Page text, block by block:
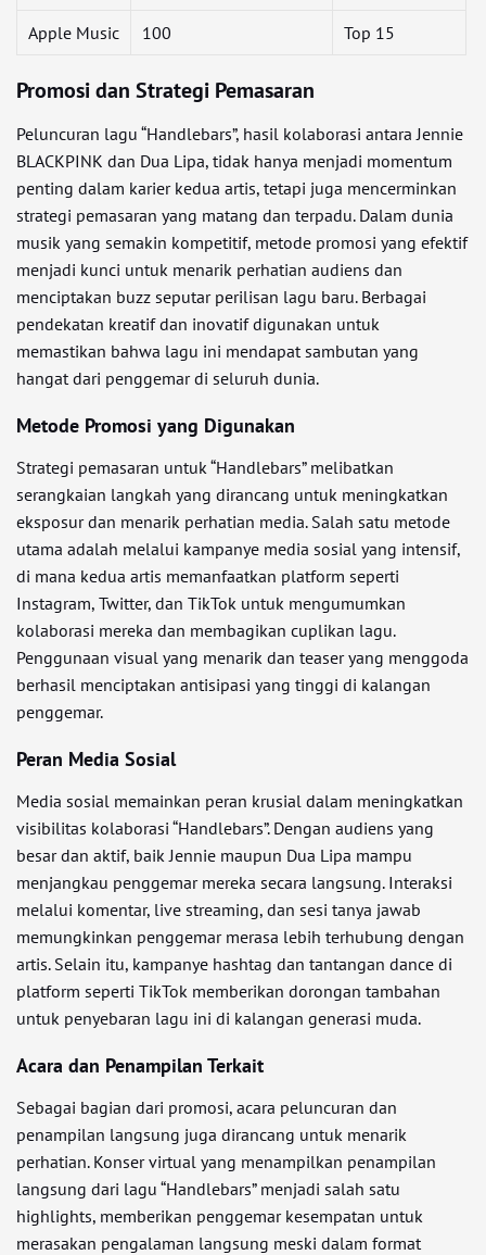
Apple Music 100 Top 15
Promosi dan Strategi Pemasaran
Peluncuran lagu “Handlebars”, hasil kolaborasi antara Jennie
BLACKPINK dan Dua Lipa, tidak hanya menjadi momentum
penting dalam karier kedua artis, tetapi juga mencerminkan
strategi pemasaran yang matang dan terpadu. Dalam dunia
musik yang semakin kompetitif, metode promosi yang efektif
menjadi kunci untuk menarik perhatian audiens dan
menciptakan buzz seputar perilisan lagu baru. Berbagai
pendekatan kreatif dan inovatif digunakan untuk
memastikan bahwa lagu ini mendapat sambutan yang
hangat dari penggemar di seluruh dunia.
Metode Promosi yang Digunakan
Strategi pemasaran untuk “Handlebars” melibatkan
serangkaian langkah yang dirancang untuk meningkatkan
eksposur dan menarik perhatian media. Salah satu metode
utama adalah melalui kampanye media sosial yang intensif,
di mana kedua artis memanfaatkan platform seperti
Instagram, Twitter, dan TikTok untuk mengumumkan
kolaborasi mereka dan membagikan cuplikan lagu.
Penggunaan visual yang menarik dan teaser yang menggoda
berhasil menciptakan antisipasi yang tinggi di kalangan
penggemar.
Peran Media Sosial
Media sosial memainkan peran krusial dalam meningkatkan
visibilitas kolaborasi “Handlebars”. Dengan audiens yang
besar dan aktif, baik Jennie maupun Dua Lipa mampu
menjangkau penggemar mereka secara langsung. Interaksi
melalui komentar, live streaming, dan sesi tanya jawab
memungkinkan penggemar merasa lebih terhubung dengan
artis. Selain itu, kampanye hashtag dan tantangan dance di
platform seperti TikTok memberikan dorongan tambahan
untuk penyebaran lagu ini di kalangan generasi muda.
Acara dan Penampilan Terkait
Sebagai bagian dari promosi, acara peluncuran dan
penampilan langsung juga dirancang untuk menarik
perhatian. Konser virtual yang menampilkan penampilan
langsung dari lagu “Handlebars” menjadi salah satu
highlights, memberikan penggemar kesempatan untuk
merasakan pengalaman langsung meski dalam format